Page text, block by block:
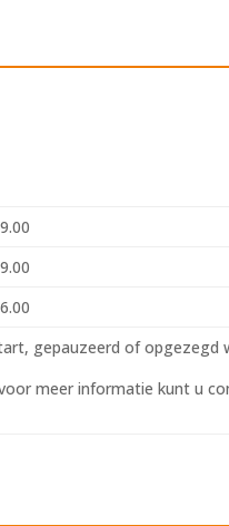
gepauzeerd of opgezegd
meer informatie kunt u